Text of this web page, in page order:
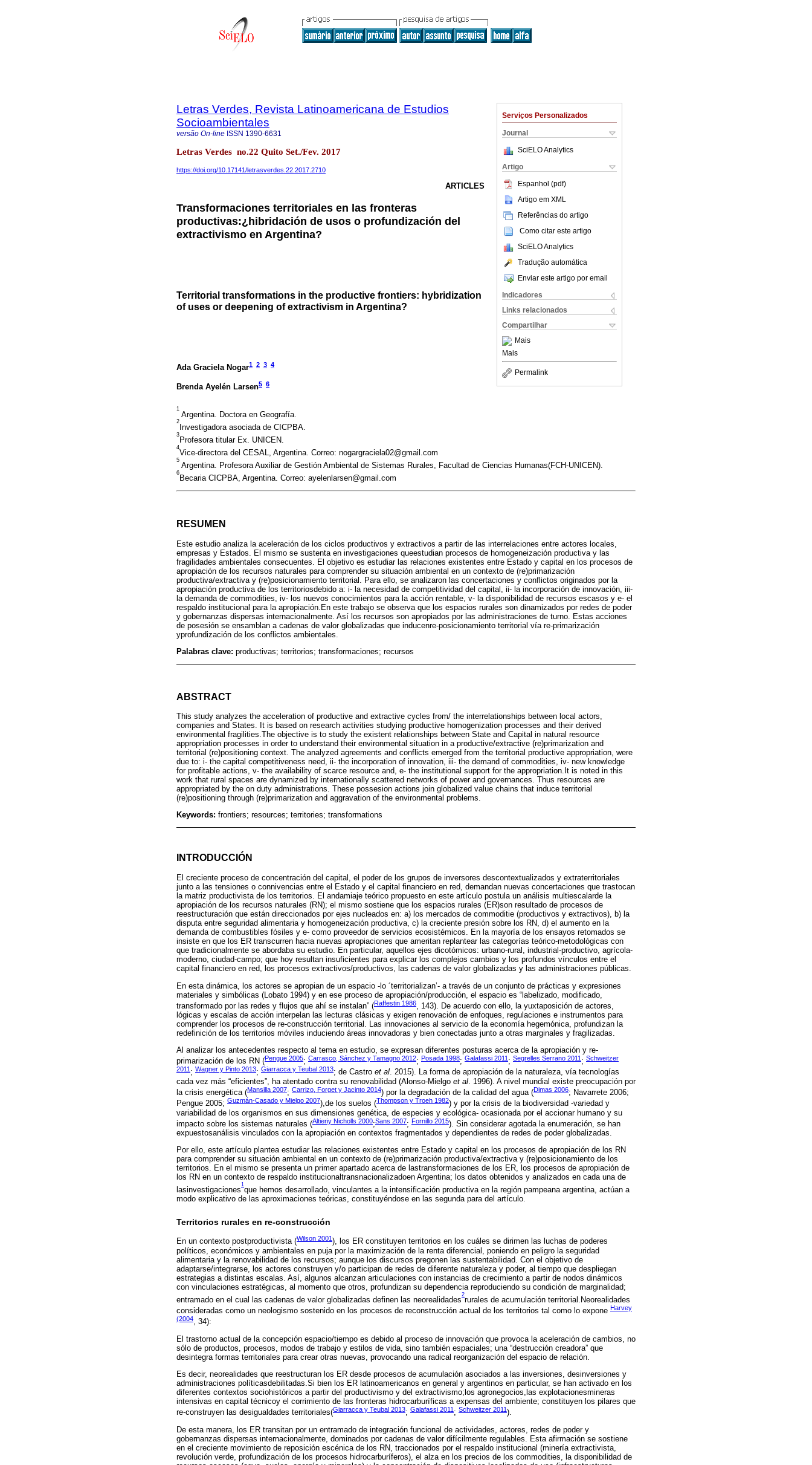
Serviços Personalizados
Journal
SciELO Analytics
Artigo
Espanhol (pdf)
Artigo em XML
Referências do artigo
Como citar este artigo
SciELO Analytics
Tradução automática
Enviar este artigo por email
Indicadores
Links relacionados
Compartilhar
Mais
Mais
Permalink
Letras Verdes, Revista Latinoamericana de Estudios
Socioambientales
versão On-line ISSN 1390-6631
Letras Verdes no.22 Quito Set./Fev. 2017
https://doi.org/10.17141/letrasverdes.22.2017.2710
ARTICLES
Transformaciones territoriales en las fronteras
productivas:¿hibridación de usos o profundización del
extractivismo en Argentina?
Territorial transformations in the productive frontiers: hybridization
of uses or deepening of extractivism in Argentina?
Ada Graciela Nogar1 2 3 4
Brenda Ayelén Larsen5 6
1
Argentina. Doctora en Geografía.
2
Investigadora asociada de CICPBA.
3
Profesora titular Ex. UNICEN.
4
Vice-directora del CESAL, Argentina. Correo: nogargraciela02@gmail.com
5
Argentina. Profesora Auxiliar de Gestión Ambiental de Sistemas Rurales, Facultad de Ciencias Humanas(FCH-UNICEN).
6
Becaria CICPBA, Argentina. Correo: ayelenlarsen@gmail.com
RESUMEN
Este estudio analiza la aceleración de los ciclos productivos y extractivos a partir de las interrelaciones entre actores locales,
empresas y Estados. El mismo se sustenta en investigaciones queestudian procesos de homogeneización productiva y las
fragilidades ambientales consecuentes. El objetivo es estudiar las relaciones existentes entre Estado y capital en los procesos de
apropiación de los recursos naturales para comprender su situación ambiental en un contexto de (re)primarización
productiva/extractiva y (re)posicionamiento territorial. Para ello, se analizaron las concertaciones y conflictos originados por la
apropiación productiva de los territoriosdebido a: i- la necesidad de competitividad del capital, ii- la incorporación de innovación, iii-
la demanda de commodities, iv- los nuevos conocimientos para la acción rentable, v- la disponibilidad de recursos escasos y e- el
respaldo institucional para la apropiación.En este trabajo se observa que los espacios rurales son dinamizados por redes de poder
y gobernanzas dispersas internacionalmente. Así los recursos son apropiados por las administraciones de turno. Estas acciones
de posesión se ensamblan a cadenas de valor globalizadas que inducenre-posicionamiento territorial vía re-primarización
yprofundización de los conflictos ambientales.
Palabras clave: productivas; territorios; transformaciones; recursos
ABSTRACT
This study analyzes the acceleration of productive and extractive cycles from/ the interrelationships between local actors,
companies and States. It is based on research activities studying productive homogenization processes and their derived
environmental fragilities.The objective is to study the existent relationships between State and Capital in natural resource
appropriation processes in order to understand their environmental situation in a productive/extractive (re)primarization and
territorial (re)positioning context. The analyzed agreements and conflicts emerged from the territorial productive appropriation, were
due to: i- the capital competitiveness need, ii- the incorporation of innovation, iii- the demand of commodities, iv- new knowledge
for profitable actions, v- the availability of scarce resource and, e- the institutional support for the appropriation.It is noted in this
work that rural spaces are dynamized by internationally scattered networks of power and governances. Thus resources are
appropriated by the on duty administrations. These possesion actions join globalized value chains that induce territorial
(re)positioning through (re)primarization and aggravation of the environmental problems.
Keywords: frontiers; resources; territories; transformations
INTRODUCCIÓN
El creciente proceso de concentración del capital, el poder de los grupos de inversores descontextualizados y extraterritoriales
junto a las tensiones o connivencias entre el Estado y el capital financiero en red, demandan nuevas concertaciones que trastocan
la matriz productivista de los territorios. El andamiaje teórico propuesto en este artículo postula un análisis multiescalarde la
apropiación de los recursos naturales (RN); el mismo sostiene que los espacios rurales (ER)son resultado de procesos de
reestructuración que están direccionados por ejes nucleados en: a) los mercados de commoditie (productivos y extractivos), b) la
disputa entre seguridad alimentaria y homogeneización productiva, c) la creciente presión sobre los RN, d) el aumento en la
demanda de combustibles fósiles y e- como proveedor de servicios ecosistémicos. En la mayoría de los ensayos retomados se
insiste en que los ER transcurren hacia nuevas apropiaciones que ameritan replantear las categorías teórico-metodológicas con
que tradicionalmente se abordaba su estudio. En particular, aquellos ejes dicotómicos: urbano-rural, industrial-productivo, agrícola-
moderno, ciudad-campo; que hoy resultan insuficientes para explicar los complejos cambios y los profundos vínculos entre el
capital financiero en red, los procesos extractivos/productivos, las cadenas de valor globalizadas y las administraciones públicas.
En esta dinámica, los actores se apropian de un espacio -lo ´territorializan’- a través de un conjunto de prácticas y expresiones
materiales y simbólicas (Lobato 1994) y en ese proceso de apropiación/producción, el espacio es “labelizado, modificado,
transformado por las redes y flujos que ahí se instalan” (Raffestin 1986
, 143). De acuerdo con ello, la yuxtaposición de actores,
lógicas y escalas de acción interpelan las lecturas clásicas y exigen renovación de enfoques, regulaciones e instrumentos para
comprender los procesos de re-construcción territorial. Las innovaciones al servicio de la economía hegemónica, profundizan la
redefinición de los territorios móviles induciendo áreas innovadoras y bien conectadas junto a otras marginales y fragilizadas.
Al analizar los antecedentes respecto al tema en estudio, se expresan diferentes posturas acerca de la apropiación y re-
primarización de los RN (Pengue 2005; Carrasco, Sánchez y Tamagno 2012; Posada 1998; Galafassi 2011 ; Segrelles Serrano 2011 ; Schweitzer
2011; Wagner y Pinto 2013; Giarracca y Teubal 2013; de Castro et al. 2015). La forma de apropiación de la naturaleza, vía tecnologías
cada vez más “eficientes”, ha atentado contra su renovabilidad (Alonso-Mielgo et al . 1996). A nivel mundial existe preocupación por
la crisis energética (Mansilla 2007; Carrizo, Forget y Jacinto 2014) por la degradación de la calidad del agua (Dimas 2006; Navarrete 2006;
Pengue 2005; Guzmán-Casado y Mielgo 2007),de los suelos (Thompson y Troeh 1982) y por la crisis de la biodiversidad -variedad y
variabilidad de los organismos en sus dimensiones genética, de especies y ecológica- ocasionada por el accionar humano y su
impacto sobre los sistemas naturales (Altieriy Nicholls 2000;Sans 2007; Fornillo 2015). Sin considerar agotada la enumeración, se han
expuestosanálisis vinculados con la apropiación en contextos fragmentados y dependientes de redes de poder globalizadas.
Por ello, este artículo plantea estudiar las relaciones existentes entre Estado y capital en los procesos de apropiación de los RN
para comprender su situación ambiental en un contexto de (re)primarización productiva/extractiva y (re)posicionamiento de los
territorios. En el mismo se presenta un primer apartado acerca de lastransformaciones de los ER, los procesos de apropiación de
los RN en un contexto de respaldo institucionaltransnacionalizadoen Argentina; los datos obtenidos y analizados en cada una de
lasinvestigaciones
1
que hemos desarrollado, vinculantes a la intensificación productiva en la región pampeana argentina, actúan a
modo explicativo de las aproximaciones teóricas, constituyéndose en las segunda para del artículo.
Territorios rurales en re-construcción
En un contexto postproductivista (Wilson 2001), los ER constituyen territorios en los cuáles se dirimen las luchas de poderes
políticos, económicos y ambientales en puja por la maximización de la renta diferencial, poniendo en peligro la seguridad
alimentaria y la renovabilidad de los recursos; aunque los discursos pregonen las sustentabilidad. Con el objetivo de
adaptarse/integrarse, los actores construyen y/o participan de redes de diferente naturaleza y poder, al tiempo que despliegan
estrategias a distintas escalas. Así, algunos alcanzan articulaciones con instancias de crecimiento a partir de nodos dinámicos
con vinculaciones estratégicas, al momento que otros, profundizan su dependencia reproduciendo su condición de marginalidad;
entramado en el cual las cadenas de valor globalizadas definen las neorealidades
2
rurales de acumulación territorial.Neorealidades
consideradas como un neologismo sostenido en los procesos de reconstrucción actual de los territorios tal como lo expone Harvey
(2004, 34):
El trastorno actual de la concepción espacio/tiempo es debido al proceso de innovación que provoca la aceleración de cambios, no
sólo de productos, procesos, modos de trabajo y estilos de vida, sino también espaciales; una “destrucción creadora” que
desintegra formas territoriales para crear otras nuevas, provocando una radical reorganización del espacio de relación.
Es decir, neorealidades que reestructuran los ER desde procesos de acumulación asociados a las inversiones, desinversiones y
administraciones políticasdebilitadas.Si bien los ER latinoamericanos en general y argentinos en particular, se han activado en los
diferentes contextos sociohistóricos a partir del productivismo y del extractivismo;los agronegocios,las explotacionesmineras
intensivas en capital técnicoy el corrimiento de las fronteras hidrocarburíficas a expensas del ambiente; constituyen los pilares que
re-construyen las desigualdades territoriales(Giarracca y Teubal 2013; Galafassi 2011 ; Schweitzer 2011).
De esta manera, los ER transitan por un entramado de integración funcional de actividades, actores, redes de poder y
gobernanzas dispersas internacionalmente, dominados por cadenas de valor difícilmente regulables. Esta afirmación se sostiene
en el creciente movimiento de reposición escénica de los RN, traccionados por el respaldo institucional (minería extractivista,
revolución verde, profundización de los procesos hidrocarburíferos), el alza en los precios de los commodities, la disponibilidad de